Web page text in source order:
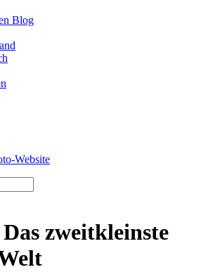
Blog
Website
zweitkleinste